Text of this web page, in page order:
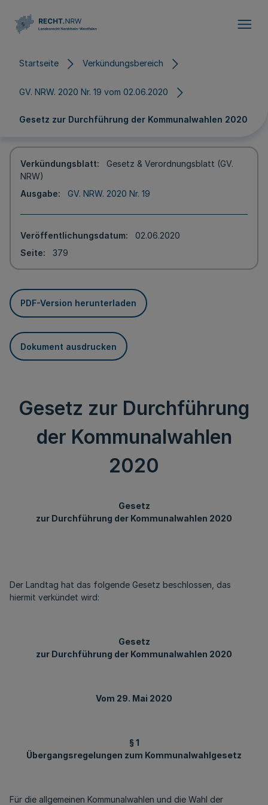
Startseite Verkündungsbereich
GV. NRW. 2020 Nr. 19 vom 02.06.2020
Gesetz zur Durchführung der Kommunalwahlen 2020
Verkündungsblatt
Gesetz & Verordnungsblatt (GV.
NRW)
Ausgabe
GV. NRW. 2020 Nr. 19
Veröffentlichungsdatum
02.06.2020
Seite
379
PDF-Version herunterladen
Dokument ausdrucken
Gesetz zur Durchführung
der Kommunalwahlen
2020
Gesetz
zur Durchführung der Kommunalwahlen 2020
Der Landtag hat das folgende Gesetz beschlossen, das
hiermit verkündet wird:
Gesetz
zur Durchführung der Kommunalwahlen 2020
Vom 29. Mai 2020
§ 1
Übergangsregelungen zum Kommunalwahlgesetz
Für die allgemeinen Kommunalwahlen und die Wahl der